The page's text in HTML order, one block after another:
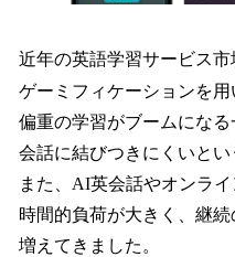
近年の英語学習サービス市
ゲーミフィケーションを
偏重の学習がブームにな
会話に結びつきにくいとい
また、AI英会話やオンラ
時間的負荷が大きく、継
増えてきました。